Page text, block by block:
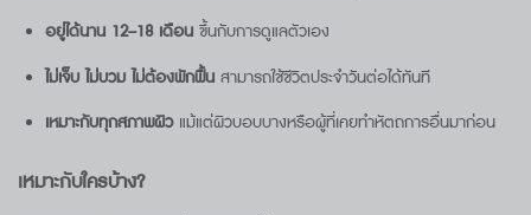
อยู่ได้นาน 12–18 เดือน ขึ้นกับการดูแลตัวเอง
ไม่เจ็บ ไม่บวม ไม่ต้องพักฟื้น สามารถใช้ชีวิตประจำวันต่อได้ทันที
เหมาะกับทุกสภาพผิวแม้แต่ผิวบอบบางหรือผู้ที่เคยทำหัตถการอื่นมาก่อน
เหมาะกับใครบ้าง?